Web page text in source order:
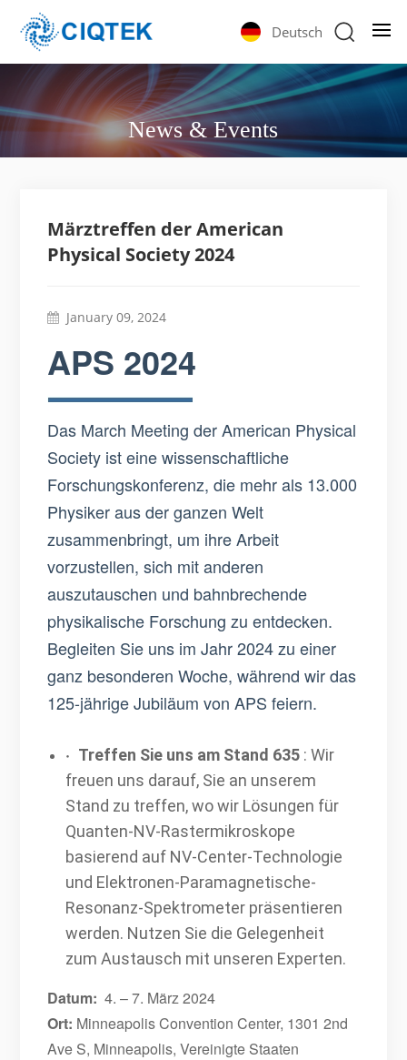
Deutsch
News & Events
Märztreffen der American
Physical Society 2024
January 09, 2024
APS 2024
Das March Meeting der American Physical
Society ist eine wissenschaftliche
Forschungskonferenz, die mehr als 13.000
Physiker aus der ganzen Welt
zusammenbringt, um ihre Arbeit
vorzustellen, sich mit anderen
auszutauschen und bahnbrechende
physikalische Forschung zu entdecken.
Begleiten Sie uns im Jahr 2024 zu einer
ganz besonderen Woche, während wir das
125-jährige Jubiläum von APS feiern.
· Treffen Sie uns am Stand 635 : Wir
freuen uns darauf, Sie an unserem
Stand zu treffen, wo wir Lösungen für
Quanten-NV-Rastermikroskope
basierend auf NV-Center-Technologie
und Elektronen-Paramagnetische-
Resonanz-Spektrometer präsentieren
werden. Nutzen Sie die Gelegenheit
zum Austausch mit unseren Experten.
Datum: 4. – 7. März 2024
Ort: MinneapolisConvention Center, 1301 2nd
Ave S, Minneapolis, Vereinigte Staaten